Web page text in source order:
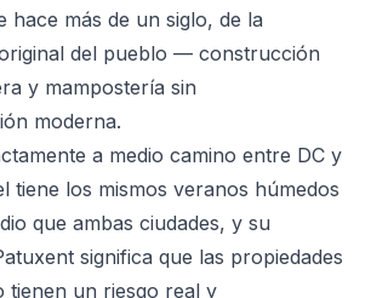
hace más de un siglo, de la
del pueblo — construcción
y mampostería sin
moderna.
a medio camino entre DC y
tiene los mismos veranos húmedos
que ambas ciudades, y su
significa que las propiedades
tienen un riesgo real y